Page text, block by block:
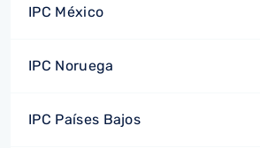
IPC México
IPC Noruega
IPC Países Bajos